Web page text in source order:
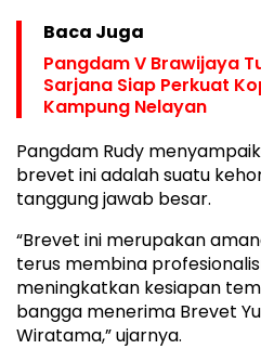
Baca Juga
Pangdam V Brawijaya
Sarjana Siap Perkuat
Kampung Nelayan
Pangdam Rudy
brevet ini adalah suatu
tanggung jawab besar.
“Brevet ini merupakan
terus membina
meningkatkan kesiapan
bangga menerima Brevet
Wiratama,” ujarnya.